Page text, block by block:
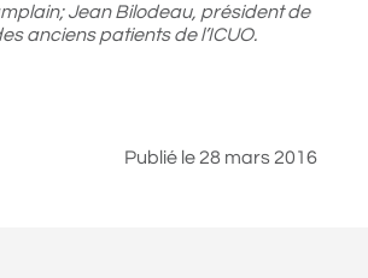
Jean Bilodeau, président de
anciens patients de l’ICUO.
Publié le 28 mars 2016